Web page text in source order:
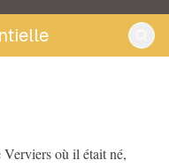
où il était né,